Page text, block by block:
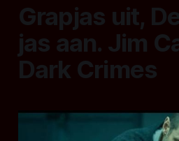
Grapjas uit,
jas aan. Jim
Dark Crimes